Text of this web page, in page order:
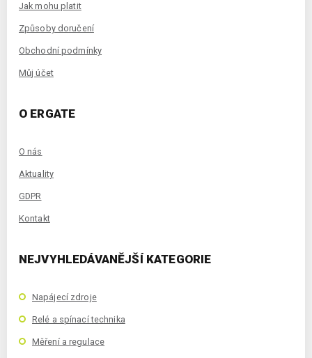
Jak mohu platit
Způsoby doručení
Obchodní podmínky
Můj účet
O ERGATE
O nás
Aktuality
GDPR
Kontakt
NEJVYHLEDÁVANĚJŠÍ KATEGORIE
Napájecí zdroje
Relé a spínací technika
Měření a regulace